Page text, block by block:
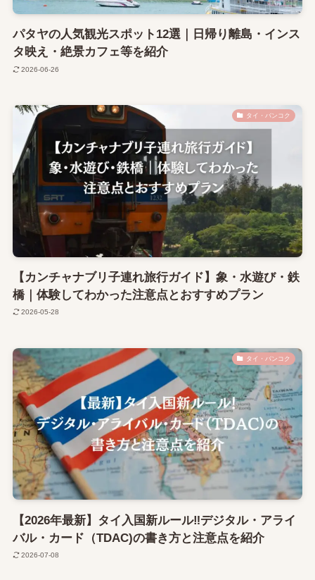
パタヤの人気観光スポット12選｜日帰り離島・インス
タ映え・絶景カフェ等を紹介
2026-06-26
タイ・バンコク
【カンチャナブリ子連れ旅行ガイド】象・水遊び・鉄
橋｜体験してわかった注意点とおすすめプラン
2026-05-28
タイ・バンコク
【2026年最新】タイ入国新ルール‼デジタル・アライ
バル・カード（TDAC)の書き方と注意点を紹介
2026-07-08